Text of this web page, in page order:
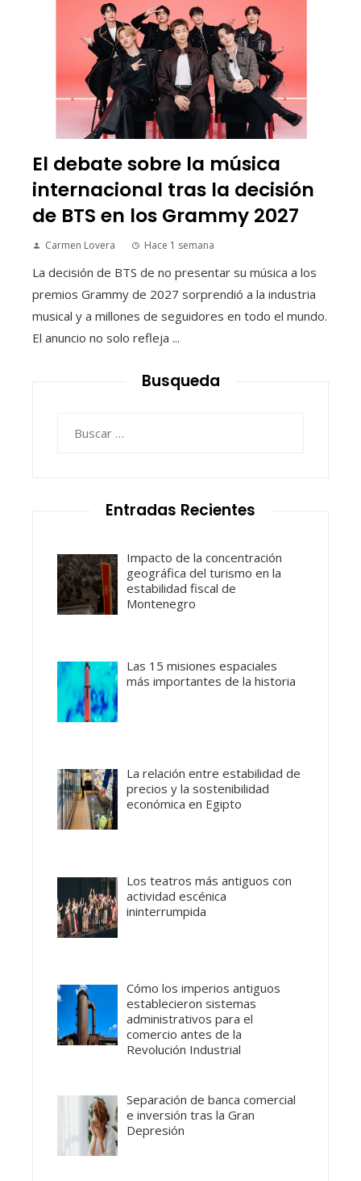
El debate sobre la música
internacional tras la decisión
de BTS en los Grammy 2027
Carmen Lovera Hace 1 semana
La decisión de BTS de no presentar su música a los
premios Grammy de 2027 sorprendió a la industria
musical y a millones de seguidores en todo el mundo.
El anuncio no solo refleja ...
Busqueda
Entradas Recientes
Impacto de la concentración
geográfica del turismo en la
estabilidad fiscal de
Montenegro
Las 15 misiones espaciales
más importantes de la historia
La relación entre estabilidad de
precios y la sostenibilidad
económica en Egipto
Los teatros más antiguos con
actividad escénica
ininterrumpida
Cómo los imperios antiguos
establecieron sistemas
administrativos para el
comercio antes de la
Revolución Industrial
Separación de banca comercial
e inversión tras la Gran
Depresión